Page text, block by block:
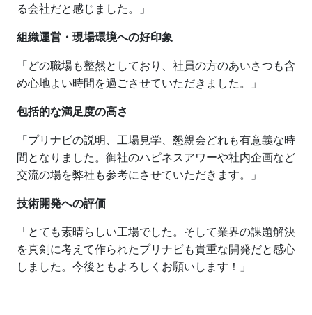
る会社だと感じました。」
組織運営・現場環境への好印象
「どの職場も整然としており、社員の方のあいさつも含
め心地よい時間を過ごさせていただきました。」
包括的な満足度の高さ
「プリナビの説明、工場見学、懇親会どれも有意義な時
間となりました。御社のハピネスアワーや社内企画など
交流の場を弊社も参考にさせていただきます。」
技術開発への評価
「とても素晴らしい工場でした。そして業界の課題解決
を真剣に考えて作られたプリナビも貴重な開発だと感心
しました。今後ともよろしくお願いします！」